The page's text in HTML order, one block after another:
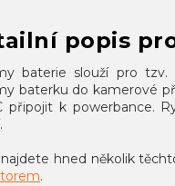
popis
baterie slouží pro tzv.
baterku do kamerové
připojit k powerbance.
najdete hned několik
.